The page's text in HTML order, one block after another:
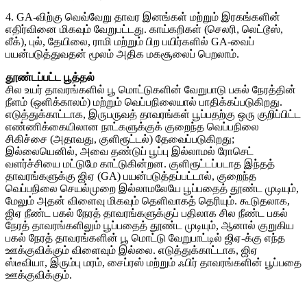
4. GA-விற்கு வெவ்வேறு தாவர இனங்கள் மற்றும் இரகங்களின்
எதிர்வினை மிகவும் வேறுபட்டது. காய்கறிகள் (செலரி, லெட்டூஸ்,
லீக்), புல், தேயிலை, ராமி மற்றும் பிற பயிர்களில் GA-வைப்
பயன்படுத்துவதன் மூலம் அதிக மகசூலைப் பெறலாம்.
தூண்டப்பட்ட பூத்தல்
சில உயர் தாவரங்களில் பூ மொட்டுகளின் வேறுபாடு பகல் நேரத்தின்
நீளம் (ஒளிக்காலம்) மற்றும் வெப்பநிலையால் பாதிக்கப்படுகிறது.
எடுத்துக்காட்டாக, இருபருவத் தாவரங்கள் பூப்பதற்கு ஒரு குறிப்பிட்ட
எண்ணிக்கையிலான நாட்களுக்குக் குறைந்த வெப்பநிலை
சிகிச்சை (அதாவது, குளிரூட்டல்) தேவைப்படுகிறது;
இல்லையெனில், அவை தண்டுப் பூப்பு இல்லாமல் ரோசெட்
வளர்ச்சியை மட்டுமே காட்டுகின்றன. குளிரூட்டப்படாத இந்தத்
தாவரங்களுக்கு ஜிஏ (GA) பயன்படுத்தப்பட்டால், குறைந்த
வெப்பநிலை செயல்முறை இல்லாமலேயே பூப்பதைத் தூண்ட முடியும்,
மேலும் அதன் விளைவு மிகவும் தெளிவாகத் தெரியும். கூடுதலாக,
ஜிஏ நீண்ட பகல் நேரத் தாவரங்களுக்குப் பதிலாக சில நீண்ட பகல்
நேரத் தாவரங்களிலும் பூப்பதைத் தூண்ட முடியும், ஆனால் குறுகிய
பகல் நேரத் தாவரங்களின் பூ மொட்டு வேறுபாட்டில் ஜிஏ-க்கு எந்த
ஊக்குவிக்கும் விளைவும் இல்லை. எடுத்துக்காட்டாக, ஜிஏ
ஸ்டீவியா, இரும்பு மரம், சைப்ரஸ் மற்றும் ஃபிர் தாவரங்களின் பூப்பதை
ஊக்குவிக்கும்.